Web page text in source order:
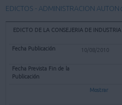
EDICTOS - ADMINISTRACION
EDICTO DE LA CONSEJERIA DE
10/08/2010
Mostrar